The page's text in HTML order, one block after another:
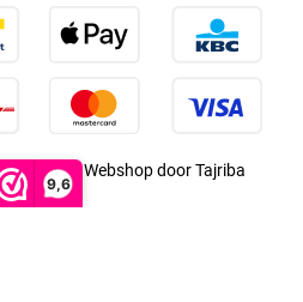
9,6
|Webshop door Tajriba